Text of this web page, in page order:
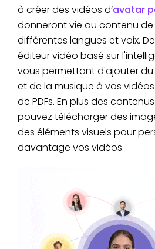
à créer des vidéos d’avatar
donneront vie au contenu
différentes langues et voix.
éditeur vidéo basé sur
vous permettant d'ajouter du
et de la musique à vos
de PDFs. En plus des
pouvez télécharger des
des éléments visuels pour
davantage vos vidéos.